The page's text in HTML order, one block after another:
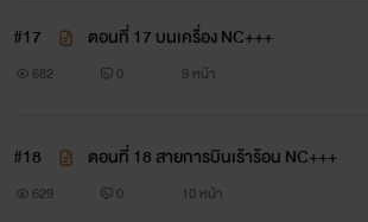
#17 ตอนที่ 17 บนเครื่อง NC+++
682 0 9 หน้า
#18 ตอนที่ 18 สายการบินเร้าร้อน NC+++
629 0 10 หน้า